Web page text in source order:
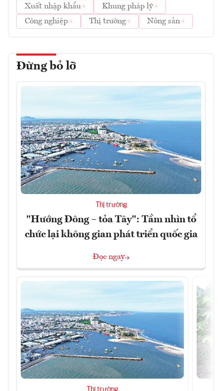
Xuất nhập khẩu
Khung pháp lý
Công nghiệp
Thị trường Nông sản
Đừng bỏ lỡ
Thị trường
"Hướng Đông – tỏa Tây": Tầm nhìn tổ
chức lại không gian phát triển quốc gia
Đọc ngay